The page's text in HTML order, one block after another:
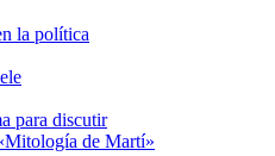
la política
para discutir
de Martí»